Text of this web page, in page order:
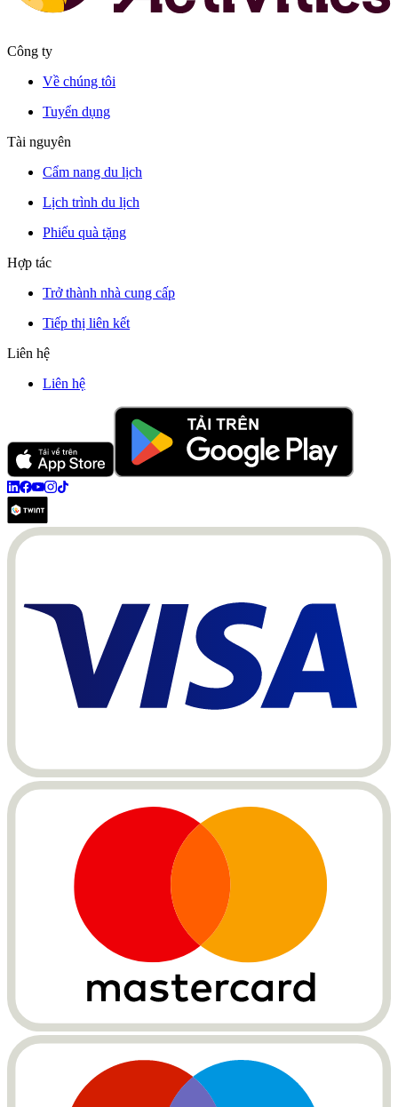
Công ty
Về chúng tôi
Tuyển dụng
Tài nguyên
Cẩm nang du lịch
Lịch trình du lịch
Phiếu quà tặng
Hợp tác
Trở thành nhà cung cấp
Tiếp thị liên kết
Liên hệ
Liên hệ